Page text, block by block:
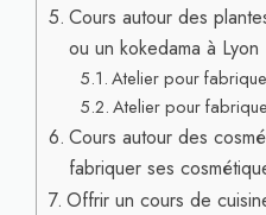
Cours autour des
ou un kokedama à Lyon
Atelier pour
Atelier pour
Cours autour des
fabriquer ses
Offrir un cours de